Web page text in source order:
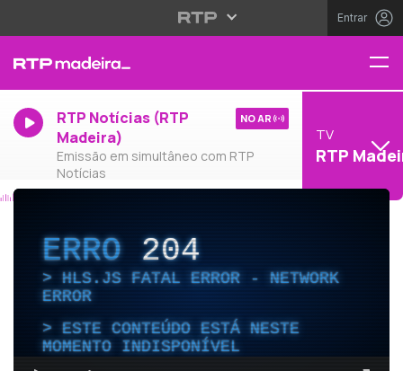
Entrar
RTP Notícias (RTP
Madeira)
Emissão em simultâneo com RTP
Notícias
NO AR
TV
RTP
ERRO204
HLS.JS FATAL ERROR - NETWORK
ERROR
ESTE CONTEÚDO ESTÁ NESTE
MOMENTO INDISPONÍVEL